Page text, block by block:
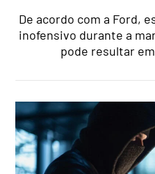
De acordo com a Ford,
inofensivo durante a
pode resultar